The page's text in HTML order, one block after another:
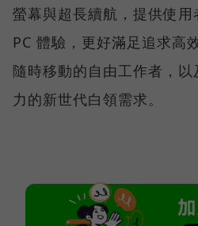
螢幕與超長續航，提供使
PC 體驗，更好滿足追求高
隨時移動的自由工作者，
力的新世代白領需求。